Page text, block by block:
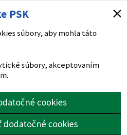
PSK
súbory, aby mohla táto
súbory, akceptovaním
cookies
cookies